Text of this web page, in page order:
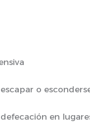
o
en